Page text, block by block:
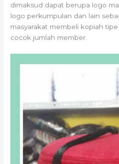
dimaksud dapat berupa logo
logo perkumpulan dan lain
masyarakat membeli kopiah
cocok jumlah member.